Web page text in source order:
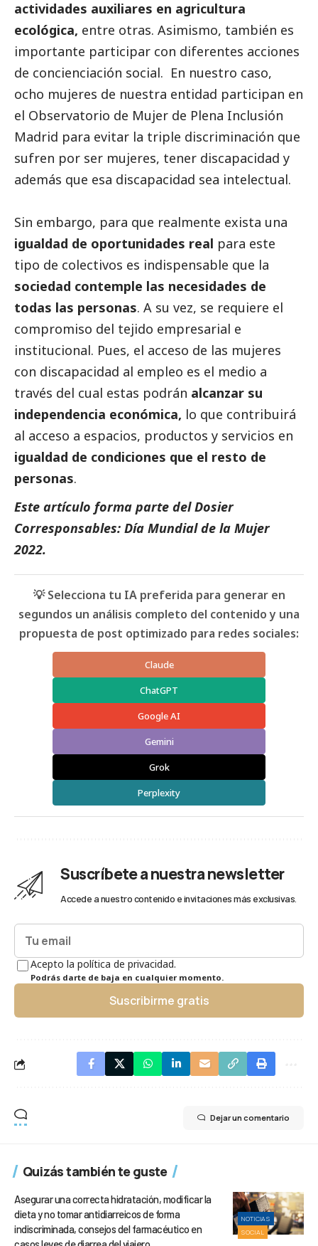
actividades auxiliares en agricultura
ecológica, entre otras. Asimismo, también es
importante participar con diferentes acciones
de concienciación social. En nuestro caso,
ocho mujeres de nuestra entidad participan en
el Observatorio de Mujer de Plena Inclusión
Madrid para evitar la triple discriminación que
sufren por ser mujeres, tener discapacidad y
además que esa discapacidad sea intelectual.
Sin embargo, para que realmente exista una
igualdad de oportunidades real para este
tipo de colectivos es indispensable que la
sociedad contemple las necesidades de
todas las personas. A su vez, se requiere el
compromiso del tejido empresarial e
institucional. Pues, el acceso de las mujeres
con discapacidad al empleo es el medio a
través del cual estas podrán alcanzar su
independencia económica, lo que contribuirá
al acceso a espacios, productos y servicios en
igualdad de condiciones que el resto de
personas.
Este artículo forma parte delDosier
Corresponsables: Día Mundial de la Mujer
2022.
💡 Selecciona tu IA preferida para generar en
segundos un análisis completo del contenido y una
propuesta de post optimizado para redes sociales:
Claude
ChatGPT
Google AI
Gemini
Grok
Perplexity
Suscríbete a nuestra newsletter
Accede a nuestro contenido e invitaciones más exclusivas.
Acepto la política de privacidad.
Podrás darte de baja en cualquier momento.
Suscribirme gratis
Dejar un comentario
Quizás también te guste
NOTICIAS
SOCIAL
Asegurar una correcta hidratación, modificar la
dieta y no tomar antidiarreicos de forma
indiscriminada, consejos del farmacéutico en